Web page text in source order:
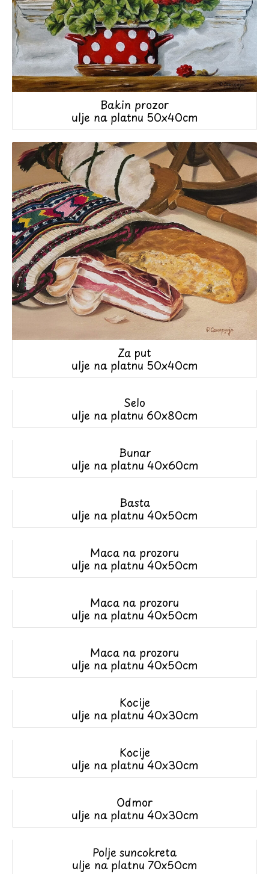
Bakin prozor
ulje na platnu 50x40cm
Za put
ulje na platnu 50x40cm
Selo
ulje na platnu 60x80cm
Bunar
ulje na platnu 40x60cm
Basta
ulje na platnu 40x50cm
Maca na prozoru
ulje na platnu 40x50cm
Maca na prozoru
ulje na platnu 40x50cm
Maca na prozoru
ulje na platnu 40x50cm
Kocije
ulje na platnu 40x30cm
Kocije
ulje na platnu 40x30cm
Odmor
ulje na platnu 40x30cm
Polje suncokreta
ulje na platnu 70x50cm